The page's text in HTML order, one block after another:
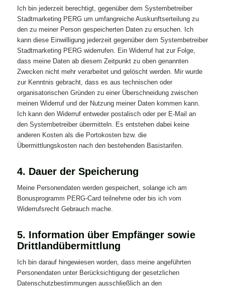
Ich bin jederzeit berechtigt, gegenüber dem Systembetreiber
Stadtmarketing PERG um umfangreiche Auskunftserteilung zu
den zu meiner Person gespeicherten Daten zu ersuchen. Ich
kann diese Einwilligung jederzeit gegenüber dem Systembetreiber
Stadtmarketing PERG widerrufen. Ein Widerruf hat zur Folge,
dass meine Daten ab diesem Zeitpunkt zu oben genannten
Zwecken nicht mehr verarbeitet und gelöscht werden. Mir wurde
zur Kenntnis gebracht, dass es aus technischen oder
organisatorischen Gründen zu einer Überschneidung zwischen
meinen Widerruf und der Nutzung meiner Daten kommen kann.
Ich kann den Widerruf entweder postalisch oder per E-Mail an
den Systembetreiber übermitteln. Es entstehen dabei keine
anderen Kosten als die Portokosten bzw. die
Übermittlungskosten nach den bestehenden Basistarifen.
4. Dauer der Speicherung
Meine Personendaten werden gespeichert, solange ich am
Bonusprogramm PERG-Card teilnehme oder bis ich vom
Widerrufsrecht Gebrauch mache.
5. Information über Empfänger sowie
Drittlandübermittlung
Ich bin darauf hingewiesen worden, dass meine angeführten
Personendaten unter Berücksichtigung der gesetzlichen
Datenschutzbestimmungen ausschließlich an den